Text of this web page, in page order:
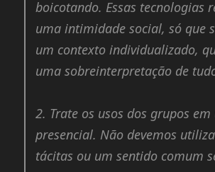
boicotando. Essas tecnologias
uma intimidade social, só que
um contexto individualizado,
uma sobreinterpretação de
2. Trate os usos dos grupos
presencial. Não devemos
tácitas ou um sentido comum